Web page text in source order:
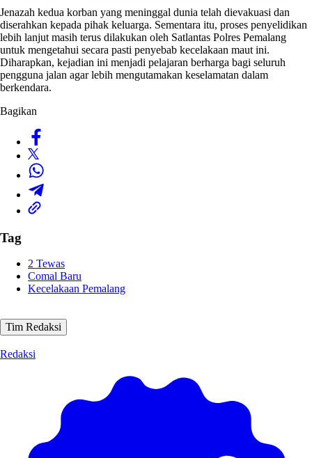
Jenazah kedua korban yang meninggal dunia telah dievakuasi dan
diserahkan kepada pihak keluarga. Sementara itu, proses penyelidikan
lebih lanjut masih terus dilakukan oleh Satlantas Polres Pemalang
untuk mengetahui secara pasti penyebab kecelakaan maut ini.
Diharapkan, kejadian ini menjadi pelajaran berharga bagi seluruh
pengguna jalan agar lebih mengutamakan keselamatan dalam
berkendara.
Bagikan
Tag
2 Tewas
Comal Baru
Kecelakaan Pemalang
Tim Redaksi
Redaksi